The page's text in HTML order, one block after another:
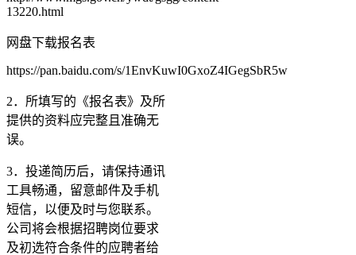
13220.html
网盘下载报名表
https://pan.baidu.com/s/1EnvKuwI0GxoZ4IGegSbR5w
2．所填写的《报名表》及所
提供的资料应完整且准确无
误。
3．投递简历后，请保持通讯
工具畅通，留意邮件及手机
短信，以便及时与您联系。
公司将会根据招聘岗位要求
及初选符合条件的应聘者给